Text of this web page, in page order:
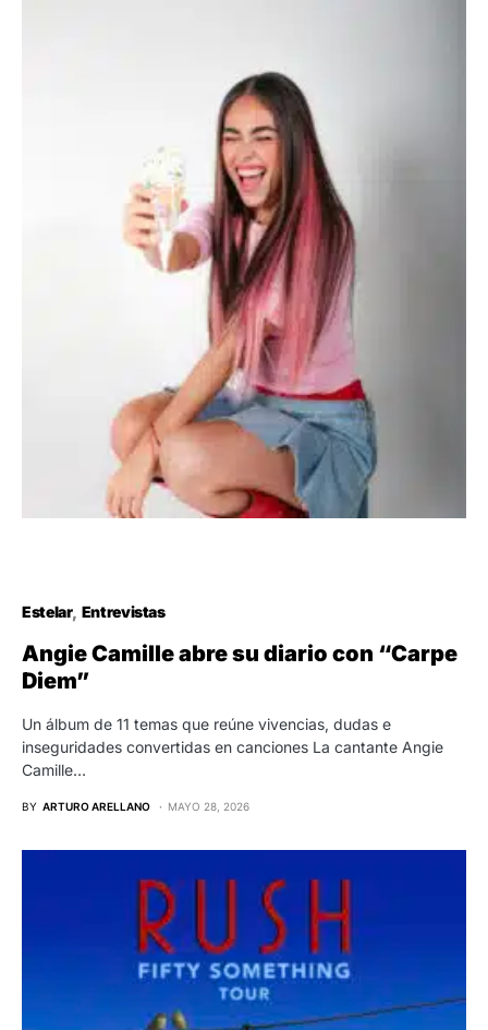
Estelar Entrevistas
Angie Camille abre su diario con “Carpe
Diem”
Un álbum de 11 temas que reúne vivencias, dudas e
inseguridades convertidas en canciones La cantante Angie
Camille…
BY ARTURO ARELLANO MAYO 28, 2026